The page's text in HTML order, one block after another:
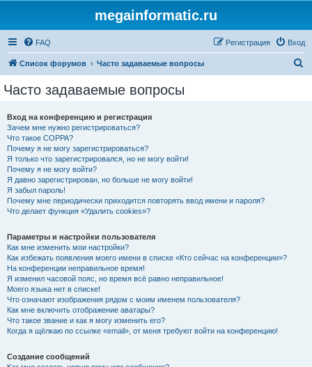
megainformatic.ru
FAQ Вход
Регистрация
Список форумов Часто задаваемые вопросы
Часто задаваемые вопросы
Вход на конференцию и регистрация
Зачем мне нужно регистрироваться?
Что такое COPPA?
Почему я не могу зарегистрироваться?
Я только что зарегистрировался, но не могу войти!
Почему я не могу войти?
Я давно зарегистрирован, но больше не могу войти!
Я забыл пароль!
Почему мне периодически приходится повторять ввод имени и пароля?
Что делает функция «Удалить cookies»?
Параметры и настройки пользователя
Как мне изменить мои настройки?
Как избежать появления моего имени в списке «Кто сейчас на конференции»?
На конференции неправильное время!
Я изменил часовой пояс, но время всё равно неправильное!
Моего языка нет в списке!
Что означают изображения рядом с моим именем пользователя?
Как мне включить отображение аватары?
Что такое звание и как я могу изменить его?
Когда я щёлкаю по ссылке «email», от меня требуют войти на конференцию!
Создание сообщений